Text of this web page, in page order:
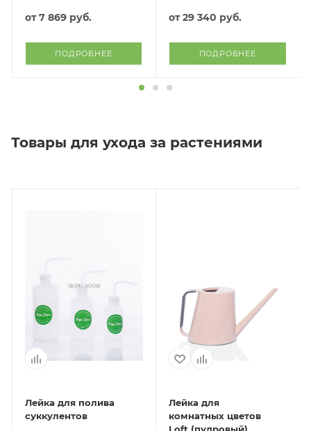
от7 869 руб.
ПОДРОБНЕЕ
от29 340 руб.
ПОДРОБНЕЕ
Товары для ухода за растениями
Лейка для полива
суккулентов
Лейка для
комнатных цветов